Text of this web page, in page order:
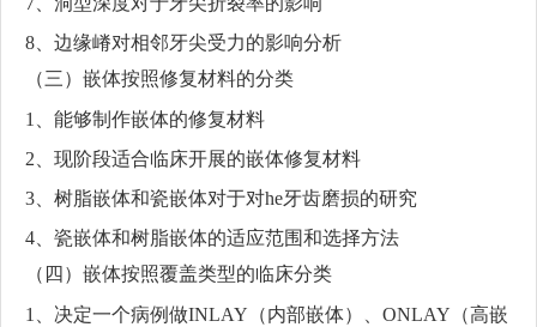
8、边缘嵴对相邻牙尖受力的影响分析
（三）嵌体按照修复材料的分类
1、能够制作嵌体的修复材料
2、现阶段适合临床开展的嵌体修复材料
3、树脂嵌体和瓷嵌体对于对he牙齿磨损的研究
4、瓷嵌体和树脂嵌体的适应范围和选择方法
（四）嵌体按照覆盖类型的临床分类
1、决定一个病例做INLAY（内部嵌体）、ONLAY（高嵌